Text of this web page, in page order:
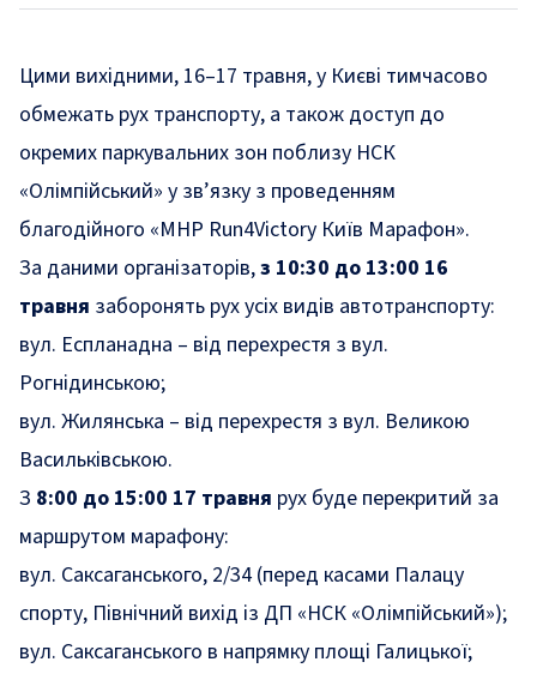
Цими вихідними, 16–17 травня, у Києві тимчасово
обмежать рух транспорту, а також доступ до
окремих паркувальних зон поблизу НСК
«Олімпійський» у зв’язку з проведенням
благодійного «MHP Run4Victory Київ Марафон».
За даними організаторів,з 10:30 до 13:00 16
травня заборонять рух усіх видів автотранспорту:
вул. Еспланадна – від перехрестя з вул.
Рогнідинською;
вул. Жилянська – від перехрестя з вул. Великою
Васильківською.
З 8:00 до 15:00 17 травня рух буде перекритий за
маршрутом марафону:
вул. Саксаганського, 2/34 (перед касами Палацу
спорту, Північний вихід із ДП «НСК «Олімпійський»);
вул. Саксаганського в напрямку площі Галицької;